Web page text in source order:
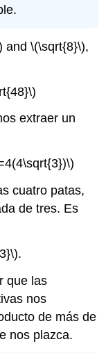
and\(\sqrt{8}\),
extraer un
cuatro patas,
de tres. Es
.
que las
nos
de más de
nos plazca.